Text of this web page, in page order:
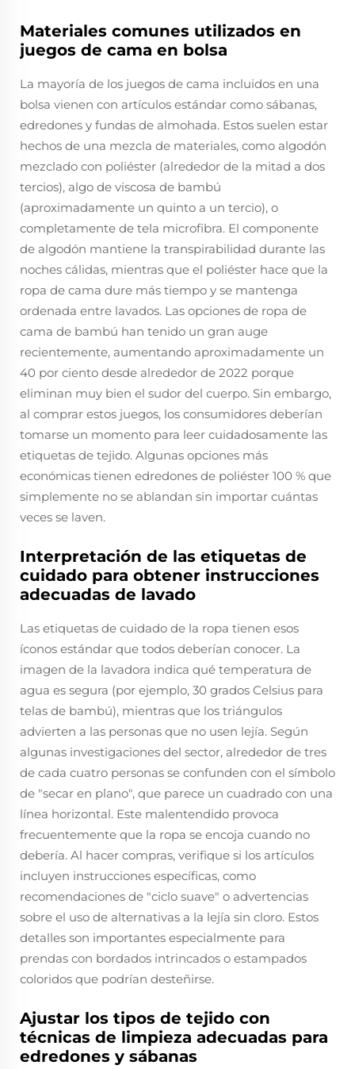
Materiales comunes utilizados en
juegos de cama en bolsa
La mayoría de los juegos de cama incluidos en una
bolsa vienen con artículos estándar como sábanas,
edredones y fundas de almohada. Estos suelen estar
hechos de una mezcla de materiales, como algodón
mezclado con poliéster (alrededor de la mitad a dos
tercios), algo de viscosa de bambú
(aproximadamente un quinto a un tercio), o
completamente de tela microfibra. El componente
de algodón mantiene la transpirabilidad durante las
noches cálidas, mientras que el poliéster hace que la
ropa de cama dure más tiempo y se mantenga
ordenada entre lavados. Las opciones de ropa de
cama de bambú han tenido un gran auge
recientemente, aumentando aproximadamente un
40 por ciento desde alrededor de 2022 porque
eliminan muy bien el sudor del cuerpo. Sin embargo,
al comprar estos juegos, los consumidores deberían
tomarse un momento para leer cuidadosamente las
etiquetas de tejido. Algunas opciones más
económicas tienen edredones de poliéster 100 % que
simplemente no se ablandan sin importar cuántas
veces se laven.
Interpretación de las etiquetas de
cuidado para obtener instrucciones
adecuadas de lavado
Las etiquetas de cuidado de la ropa tienen esos
íconos estándar que todos deberían conocer. La
imagen de la lavadora indica qué temperatura de
agua es segura (por ejemplo, 30 grados Celsius para
telas de bambú), mientras que los triángulos
advierten a las personas que no usen lejía. Según
algunas investigaciones del sector, alrededor de tres
de cada cuatro personas se confunden con el símbolo
de "secar en plano", que parece un cuadrado con una
línea horizontal. Este malentendido provoca
frecuentemente que la ropa se encoja cuando no
debería. Al hacer compras, verifique si los artículos
incluyen instrucciones específicas, como
recomendaciones de "ciclo suave" o advertencias
sobre el uso de alternativas a la lejía sin cloro. Estos
detalles son importantes especialmente para
prendas con bordados intrincados o estampados
coloridos que podrían desteñirse.
Ajustar los tipos de tejido con
técnicas de limpieza adecuadas para
edredones y sábanas